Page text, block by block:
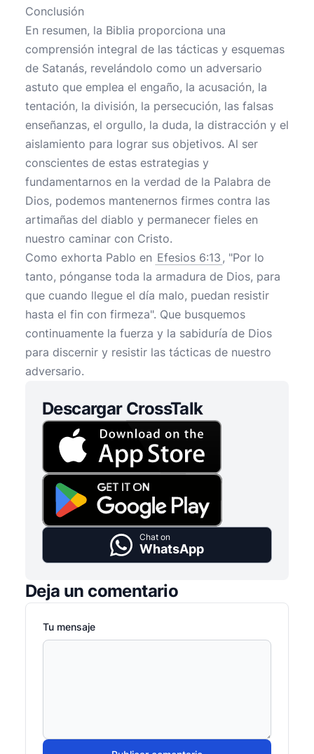
Conclusión
En resumen, la Biblia proporciona una
comprensión integral de las tácticas y esquemas
de Satanás, revelándolo como un adversario
astuto que emplea el engaño, la acusación, la
tentación, la división, la persecución, las falsas
enseñanzas, el orgullo, la duda, la distracción y el
aislamiento para lograr sus objetivos. Al ser
conscientes de estas estrategias y
fundamentarnos en la verdad de la Palabra de
Dios, podemos mantenernos firmes contra las
artimañas del diablo y permanecer fieles en
nuestro caminar con Cristo.
Como exhorta Pablo en Efesios 6:13 , "Por lo
tanto, pónganse toda la armadura de Dios, para
que cuando llegue el día malo, puedan resistir
hasta el fin con firmeza". Que busquemos
continuamente la fuerza y la sabiduría de Dios
para discernir y resistir las tácticas de nuestro
adversario.
Descargar CrossTalk
Chat on
WhatsApp
Deja un comentario
Tu mensaje